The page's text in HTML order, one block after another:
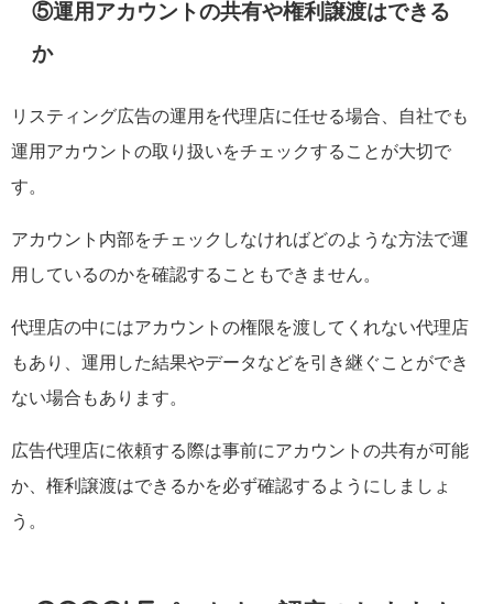
⑤運用アカウントの共有や権利譲渡はできる
か
リスティング広告の運用を代理店に任せる場合、自社でも
運用アカウントの取り扱いをチェックすることが大切で
す。
アカウント内部をチェックしなければどのような方法で運
用しているのかを確認することもできません。
代理店の中にはアカウントの権限を渡してくれない代理店
もあり、運用した結果やデータなどを引き継ぐことができ
ない場合もあります。
広告代理店に依頼する際は事前にアカウントの共有が可能
か、権利譲渡はできるかを必ず確認するようにしましょ
う。